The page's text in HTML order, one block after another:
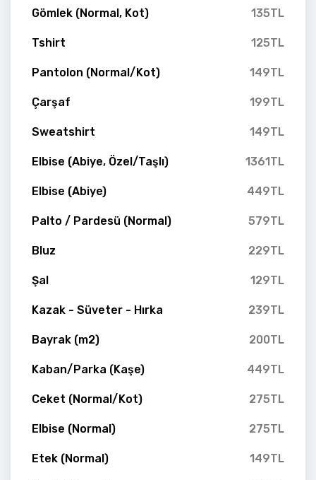
Gömlek (Normal, Kot) 135TL
Tshirt 125TL
Pantolon (Normal/Kot) 149TL
Çarşaf 199TL
Sweatshirt 149TL
Elbise (Abiye, Özel/Taşlı) 1361TL
Elbise (Abiye) 449TL
Palto / Pardesü (Normal) 579TL
Bluz 229TL
Şal 129TL
Kazak - Süveter - Hırka 239TL
Bayrak (m2) 200TL
Kaban/Parka (Kaşe) 449TL
Ceket (Normal/Kot) 275TL
Elbise (Normal) 275TL
Etek (Normal) 149TL